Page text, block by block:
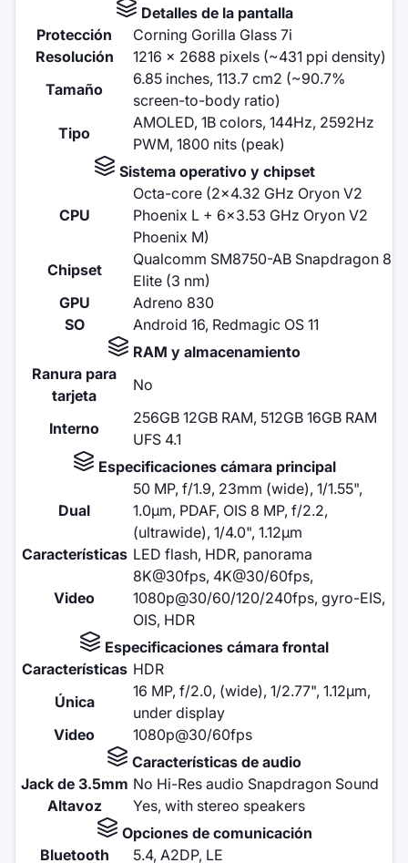
Detalles de la pantalla
Protección
Corning Gorilla Glass 7i
Resolución
1216 x 2688 pixels (~431 ppi density)
Tamaño
6.85 inches, 113.7 cm2 (~90.7%
screen-to-body ratio)
Tipo
AMOLED, 1B colors, 144Hz, 2592Hz
PWM, 1800 nits (peak)
Sistema operativo y chipset
CPU
Octa-core (2x4.32 GHz Oryon V2
Phoenix L + 6x3.53 GHz Oryon V2
Phoenix M)
Chipset
Qualcomm SM8750-AB Snapdragon 8
Elite (3 nm)
GPU
Adreno 830
SO
Android 16, Redmagic OS 11
RAM y almacenamiento
Ranura para
tarjeta
No
Interno
256GB 12GB RAM, 512GB 16GB RAM
UFS 4.1
Especificaciones cámara principal
Dual
50 MP, f/1.9, 23mm (wide), 1/1.55",
1.0µm, PDAF, OIS 8 MP, f/2.2,
(ultrawide), 1/4.0", 1.12µm
Características LED flash, HDR, panorama
Video
8K@30fps, 4K@30/60fps,
1080p@30/60/120/240fps, gyro-EIS,
OIS, HDR
Especificaciones cámara frontal
Características HDR
Única
16 MP, f/2.0, (wide), 1/2.77", 1.12µm,
under display
Video
1080p@30/60fps
Características de audio
Jack de 3.5mm No Hi-Res audio Snapdragon Sound
Altavoz
Yes, with stereo speakers
Opciones de comunicación
Bluetooth
5.4, A2DP, LE